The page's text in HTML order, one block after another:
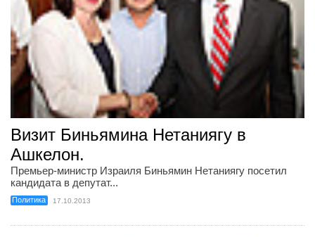
Визит Биньямина Нетаниягу в
Ашкелон.
Премьер-министр Израиля Биньямин Нетаниягу посетил
кандидата в депутат...
Политика 17.10.2013